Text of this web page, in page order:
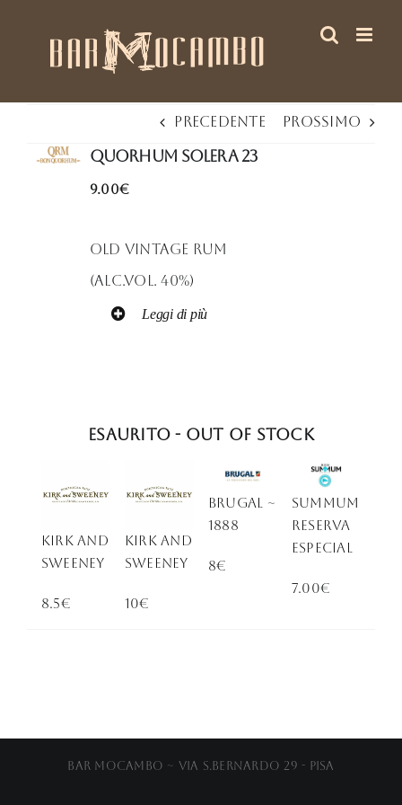
Precedente Prossimo
QUORHUM SOLERA 23
9.00€
Old Vintage Rum
(alc.vol. 40%)
Leggi di più
Esaurito - Out of stock
KIRK AND
SWEENEY
8.5€
KIRK AND
SWEENEY
10€
Brugal ~
1888
8€
Summum
Reserva
Especial
7.00€
Bar Mocambo ~ Via S.Bernardo 29 - Pisa